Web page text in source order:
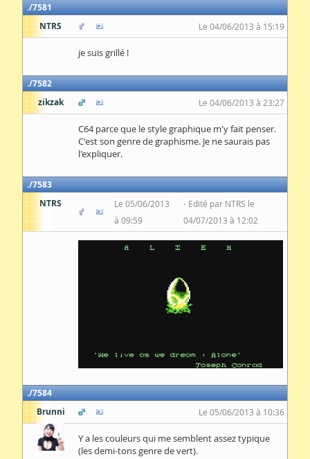
7581
NTRS
Le 04/06/2013 à 15:19
je suis grillé !
7582
zikzak
Le 04/06/2013 à 23:27
C64 parce que le style graphique m'y fait penser.
C'est son genre de graphisme. Je ne saurais pas
l'expliquer.
7583
NTRS
Le 05/06/2013
à 09:59
Edité par NTRS le
04/07/2013 à 12:02
7584
Brunni
Le 05/06/2013 à 10:36
Y a les couleurs qui me semblent assez typique
(les demi-tons genre de vert).